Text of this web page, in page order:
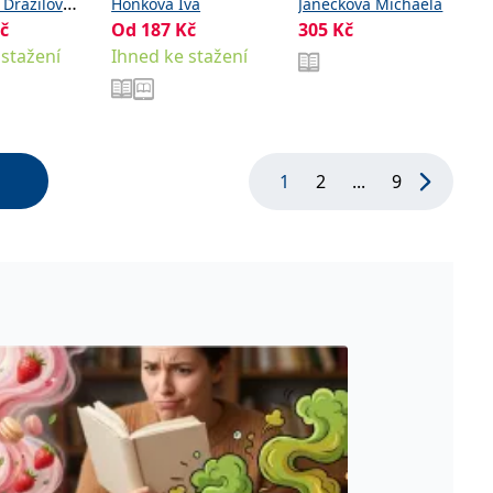
Hoňková Iva
Od 187 Kč
Ihned ke stažení
Janečková Michaela
305 Kč
1 2 ... 9